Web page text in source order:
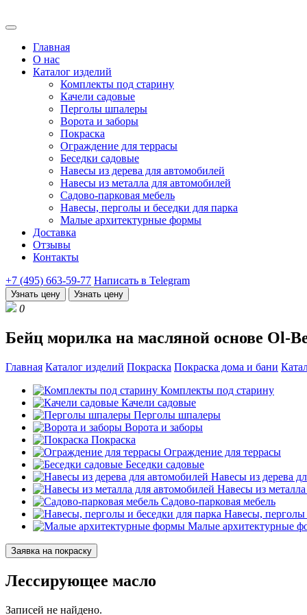
Главная
О нас
Каталог изделий
Комплекты под старину
Качели садовые
Перголы шпалеры
Ворота и заборы
Покраска
Ограждение для террасы
Беседки садовые
Навесы из дерева для автомобилей
Навесы из металла для автомобилей
Садово-парковая мебель
Навесы, перголы и беседки для парка
Малые архитектурные формы
Доставка
Отзывы
Контакты
+7 (495) 663-59-77 Написать в Telegram
Узнать цену Узнать цену
0
Бейц морилка на масляной основе Ol-
Главная Каталог изделий Покраска Покраска дома и бани
Комплекты под старину
Качели садовые
Перголы шпалеры
Ворота и заборы
Покраска
Ограждение для террасы
Беседки садовые
Навесы из дерева
Навесы из
Садово-парковая мебель
Навесы, перголы
Малые архитектурные
Заявка на покраску
Лессирующее масло
Записей не найдено.